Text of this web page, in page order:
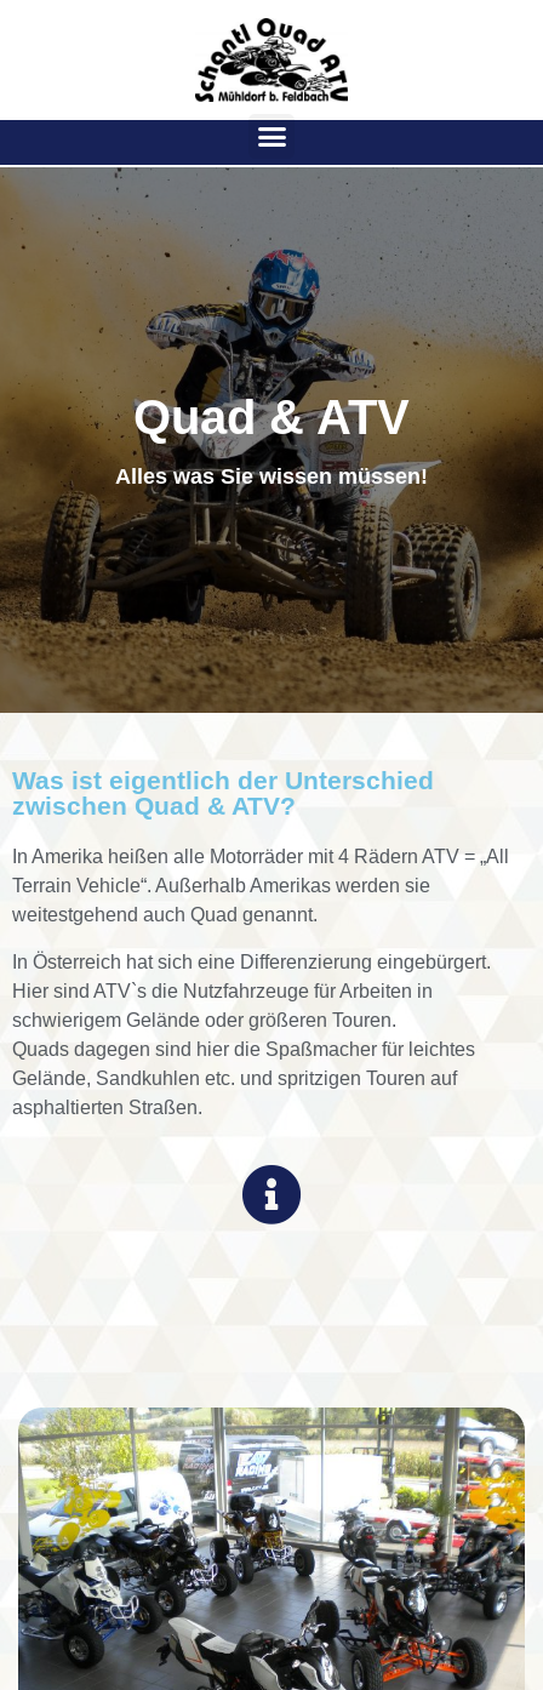
Quad & ATV
Alles was Sie wissen müssen!
Was ist eigentlich der Unterschied
zwischen Quad & ATV?
In Amerika heißen alle Motorräder mit 4 Rädern ATV = „All
Terrain Vehicle“. Außerhalb Amerikas werden sie
weitestgehend auch Quad genannt.
In Österreich hat sich eine Differenzierung eingebürgert.
Hier sind ATV`s die Nutzfahrzeuge für Arbeiten in
schwierigem Gelände oder größeren Touren.
Quads dagegen sind hier die Spaßmacher für leichtes
Gelände, Sandkuhlen etc. und spritzigen Touren auf
asphaltierten Straßen.